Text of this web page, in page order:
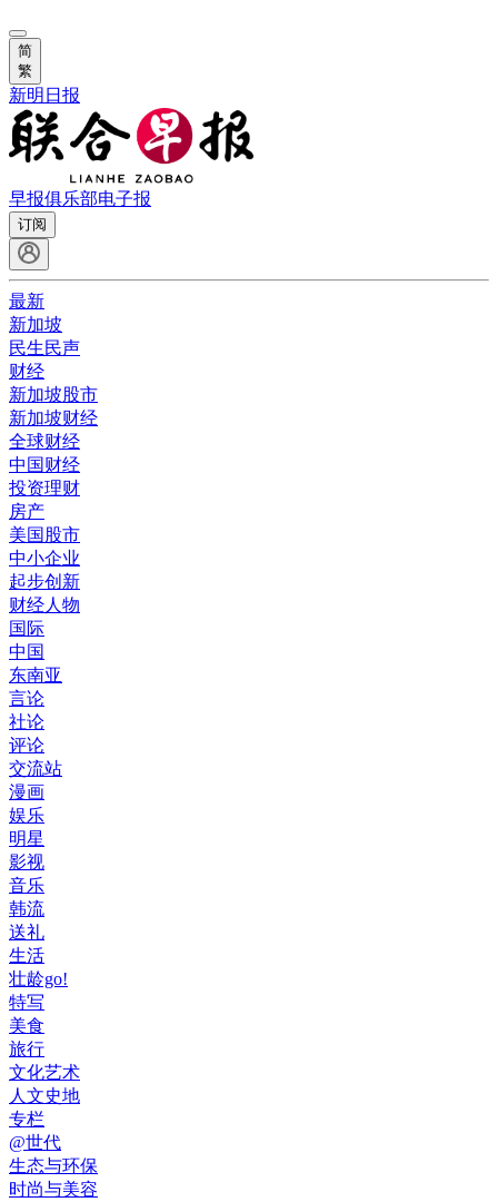
简
繁
新明日报
早报俱乐部电子报
订阅
最新
新加坡
民生民声
财经
新加坡股市
新加坡财经
全球财经
中国财经
投资理财
房产
美国股市
中小企业
起步创新
财经人物
国际
中国
东南亚
言论
社论
评论
交流站
漫画
娱乐
明星
影视
音乐
韩流
送礼
生活
壮龄go!
特写
美食
旅行
文化艺术
人文史地
专栏
@世代
生态与环保
时尚与美容